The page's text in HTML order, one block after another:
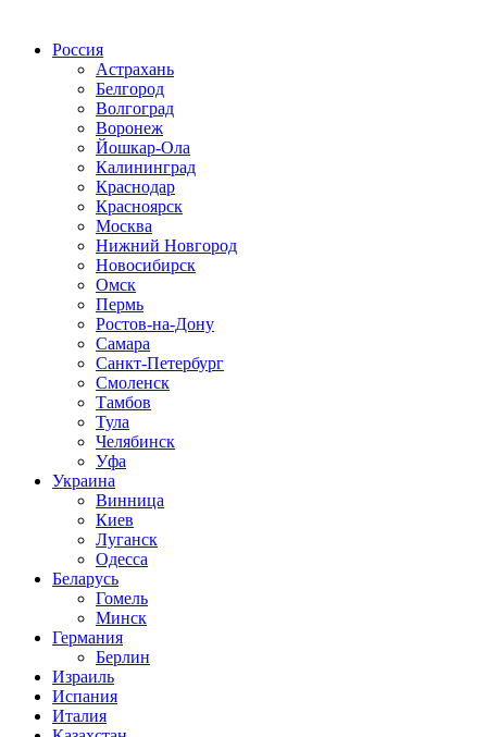
Россия
Астрахань
Белгород
Волгоград
Воронеж
Йошкар-Ола
Калининград
Краснодар
Красноярск
Москва
Нижний Новгород
Новосибирск
Омск
Пермь
Ростов-на-Дону
Самара
Санкт-Петербург
Смоленск
Тамбов
Тула
Челябинск
Уфа
Украина
Винница
Киев
Луганск
Одесса
Беларусь
Гомель
Минск
Германия
Берлин
Израиль
Испания
Италия